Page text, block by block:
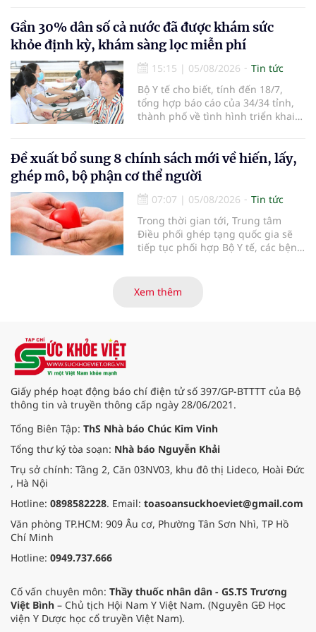
em bé đầu tiên chào đời.
Gần 30% dân số cả nước đã được khám sức
khỏe định kỳ, khám sàng lọc miễn phí
15:15 | 05/08/2026
Tin tức
Bộ Y tế cho biết, tính đến 18/7,
tổng hợp báo cáo của 34/34 tỉnh,
thành phố về tình hình triển khai
nhận 32.286.360 người, chiếm gần
30% dân số cả nước đã được khám
sức khỏe định kỳ năm nay.
Đề xuất bổ sung 8 chính sách mới về hiến, lấy,
ghép mô, bộ phận cơ thể người
07:07 | 05/08/2026
Tin tức
Trong thời gian tới, Trung tâm
Điều phối ghép tạng quốc gia sẽ
tiếp tục phối hợp Bộ Y tế, các bệnh
cường truyền thông, hoàn thiện
quy trình chuyên môn và hệ thống
Xem thêm
Giấy phép hoạt động báo chí điện tử số 397/GP-BTTTT của Bộ
thông tin và truyền thông cấp ngày 28/06/2021.
Tổng Biên Tập: ThS Nhà báo Chúc Kim Vinh
Tổng thư ký tòa soạn: Nhà báo Nguyễn Khải
Trụ sở chính: Tầng 2, Căn 03NV03, khu đô thị Lideco, Hoài Đức
, Hà Nội
Hotline: 0898582228. Email: toasoansuckhoeviet@gmail.com
Văn phòng TP.HCM: 909 Âu cơ, Phường Tân Sơn Nhì, TP Hồ
Chí Minh
Hotline: 0949.737.666
Cố vấn chuyên môn: Thầy thuốc nhân dân - GS.TS Trương
Việt Bình – Chủ tịch Hội Nam Y Việt Nam. (Nguyên GĐ Học
viện Y Dược học cổ truyền Việt Nam).